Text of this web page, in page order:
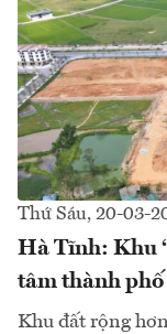
Thứ Sáu, 20-03-
Hà Tĩnh: Khu
tâm thành
Khu đất rộng